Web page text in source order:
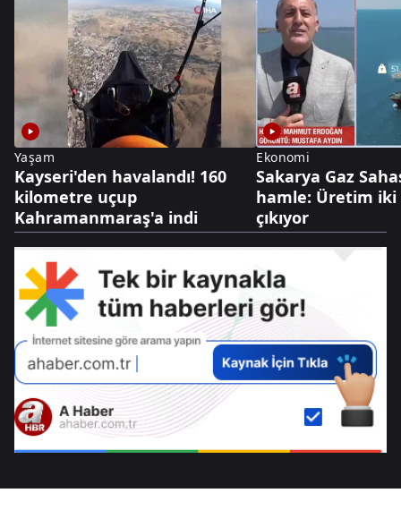
Yaşam
Kayseri'den havalandı! 160
kilometre uçup
Kahramanmaraş'a indi
Ekonomi
Sakarya Gaz
hamle: Üretim iki
çıkıyor